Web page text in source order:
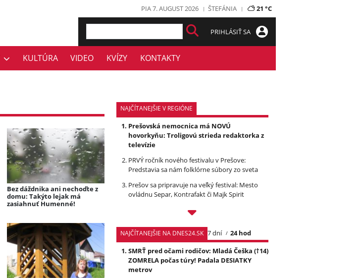
PIA 7. AUGUST 2026 ŠTEFÁNIA 21 °C
PRIHLÁSIŤ SA
KULTÚRA VIDEO KVÍZY KONTAKTY
Bez dáždnika ani nechoďte z
domu: Takýto lejak má
zasiahnuť Humenné!
NAJČÍTANEJŠIE V REGIÓNE
Prešovská nemocnica má NOVÚ
hovorkyňu: Troligovú strieda redaktorka z
televízie
PRVÝ ročník nového festivalu v Prešove:
Predstavia sa nám folklórne súbory zo sveta
Prešov sa pripravuje na veľký festival: Mesto
ovládnu Separ, Kontrafakt či Majk Spirit
NAJČÍTANEJŠIE NA DNES24.SK 7 dní
24 hod
SMRŤ pred očami rodičov: Mladá Češka (†14)
ZOMRELA počas túry! Padala DESIATKY
metrov